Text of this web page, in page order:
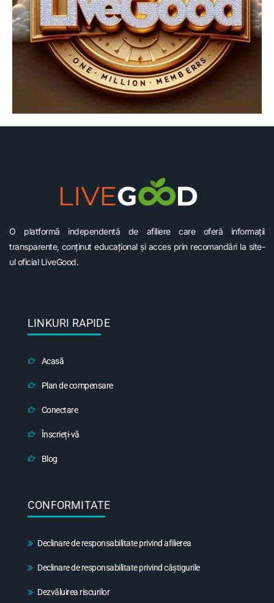
O platformă independentă de afiliere care oferă informații
transparente, conținut educațional și acces prin recomandări la site-
ul oficial LiveGood.
LINKURI RAPIDE
Acasă
Plan de compensare
Conectare
Înscrieți-vă
Blog
CONFORMITATE
Declinare de responsabilitate privind afilierea
Declinare de responsabilitate privind câștigurile
Dezvăluirea riscurilor